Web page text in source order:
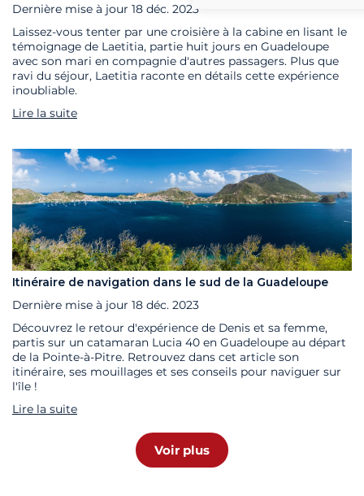
Dernière mise à jour 18 déc. 2023
Laissez-vous tenter par une croisière à la cabine en lisant le
témoignage de Laetitia, partie huit jours en Guadeloupe
avec son mari en compagnie d'autres passagers. Plus que
ravi du séjour, Laetitia raconte en détails cette expérience
inoubliable.
Lire la suite
Itinéraire de navigation dans le sud de la Guadeloupe
Dernière mise à jour 18 déc. 2023
Découvrez le retour d'expérience de Denis et sa femme,
partis sur un catamaran Lucia 40 en Guadeloupe au départ
de la Pointe-à-Pitre. Retrouvez dans cet article son
itinéraire, ses mouillages et ses conseils pour naviguer sur
l'île !
Lire la suite
Voir plus